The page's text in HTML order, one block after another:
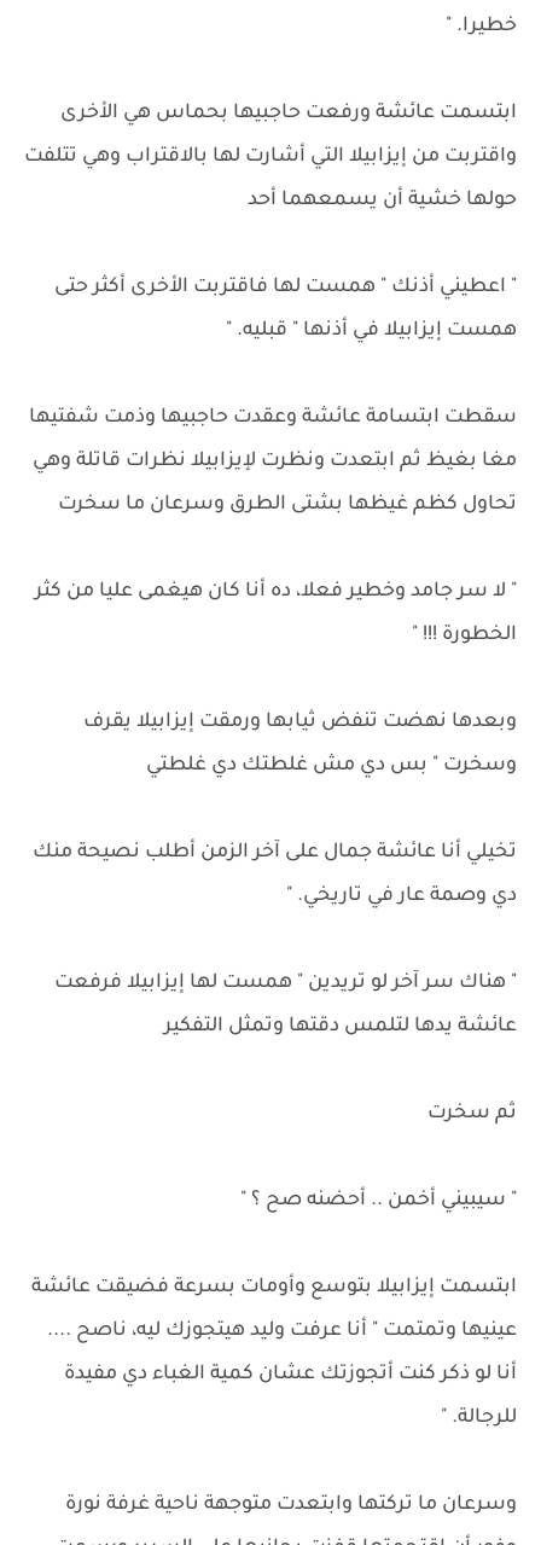
خطيرا. "
ابتسمت عائشة ورفعت حاجبيها بحماس هي الأخرى
واقتربت من إيزابيلا التي أشارت لها بالاقتراب وهي تتلفت
حولها خشية أن يسمعهما أحد
" اعطيني أذنك " همست لها فاقتربت الأخرى أكثر حتى
همست إيزابيلا في أذنها " قبليه. "
سقطت ابتسامة عائشة وعقدت حاجبيها وذمت شفتيها
مغا بغيظ ثم ابتعدت ونظرت لإيزابيلا نظرات قاتلة وهي
تحاول كظم غيظها بشتى الطرق وسرعان ما سخرت
" لا سر جامد وخطير فعلا، ده أنا كان هيغمى عليا من كثر
الخطورة !!! "
وبعدها نهضت تنفض ثيابها ورمقت إيزابيلا يقرف
وسخرت " بس دي مش غلطتك دي غلطتي
تخيلي أنا عائشة جمال على آخر الزمن أطلب نصيحة منك
دي وصمة عار في تاريخي. "
" هناك سر آخر لو تريدين " همست لها إيزابيلا فرفعت
عائشة يدها لتلمس دقتها وتمثل التفكير
ثم سخرت
" سيبيني أخمن .. أحضنه صح ؟ "
ابتسمت إيزابيلا بتوسع وأومات بسرعة فضيقت عائشة
عينيها وتمتمت " أنا عرفت وليد هيتجوزك ليه، ناصح ....
أنا لو ذكر كنت أتجوزتك عشان كمية الغباء دي مفيدة
للرجالة. "
وسرعان ما تركتها وابتعدت متوجهة ناحية غرفة نورة